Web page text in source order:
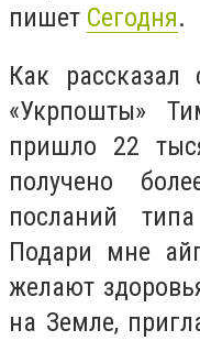
пишет Сегодня.
Как рассказал
«Укрпошты»
пришло 22
получено
посланий
Подари мне
желают
на Земле,